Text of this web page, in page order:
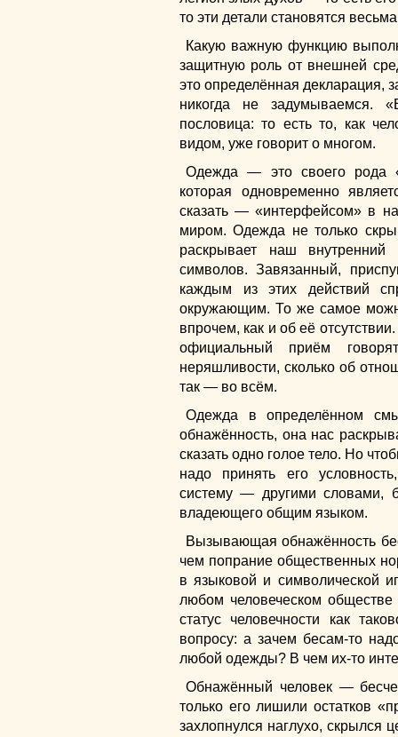
то эти детали становятся
Какую важную функцию
защитную роль от внешней
это определённая декларация,
никогда не задумываемся.
пословица: то есть то, как
видом, уже говорит о многом.
Одежда — это своего рода
которая одновременно
сказать — «интерфейсом» в
миром. Одежда не только
раскрывает наш
символов. Завязанный,
каждым из этих действий
окружающим. То же самое
впрочем, как и об её
официальный приём
неряшливости, сколько об
так — во всём.
Одежда в определённом
обнажённость, она нас
сказать одно голое тело. Но
надо принять его
систему — другими словами,
владеющего общим языком.
Вызывающая обнажённость
чем попрание общественных
в языковой и символической
любом человеческом
статус человечности как
вопросу: а зачем бесам-то
любой одежды? В чем их-то
Обнажённый человек —
только его лишили остатков
захлопнулся наглухо, скрылся